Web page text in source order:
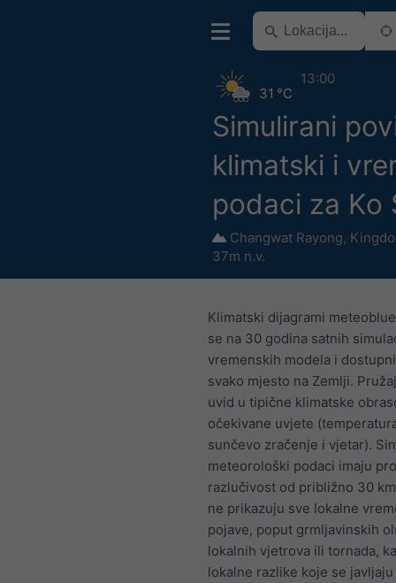
Simulirani
klimatski i
podaci za Ko
Changwat Rayong,
37m n.v.
31 °C
13:00
Klimatski dijagrami
se na 30 godina satnih
vremenskih modela i
svako mjesto na Zemlji.
uvid u tipične klimatske
očekivane uvjete
sunčevo zračenje i vjetar).
meteorološki podaci imaju
razlučivost od približno 30
ne prikazuju sve lokalne
pojave, poput grmljavinskih
lokalnih vjetrova ili tornada,
lokalne razlike koje se